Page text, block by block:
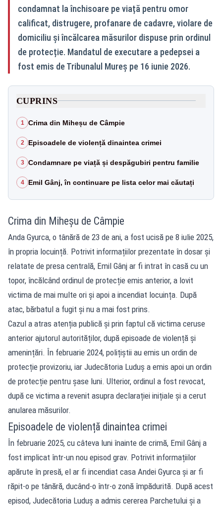
condamnat la închisoare pe viață pentru omor
calificat, distrugere, profanare de cadavre, violare de
domiciliu și încălcarea măsurilor dispuse prin ordinul
de protecție. Mandatul de executare a pedepsei a
fost emis de Tribunalul Mureș pe 16 iunie 2026.
CUPRINS
1 Crima din Miheșu de Câmpie
2 Episoadele de violență dinaintea crimei
3 Condamnare pe viață și despăgubiri pentru familie
4 Emil Gânj, în continuare pe lista celor mai căutați
Crima din Miheșu de Câmpie
Anda Gyurca, o tânără de 23 de ani, a fost ucisă pe 8 iulie 2025,
în propria locuință. Potrivit informațiilor prezentate în dosar și
relatate de presa centrală, Emil Gânj ar fi intrat în casă cu un
topor, încălcând ordinul de protecție emis anterior, a lovit
victima de mai multe ori și apoi a incendiat locuința. După
atac, bărbatul a fugit și nu a mai fost prins.
Cazul a atras atenția publică și prin faptul că victima ceruse
anterior ajutorul autorităților, după episoade de violență și
amenințări. În februarie 2024, polițiștii au emis un ordin de
protecție provizoriu, iar Judecătoria Luduș a emis apoi un ordin
de protecție pentru șase luni. Ulterior, ordinul a fost revocat,
după ce victima a revenit asupra declarației inițiale și a cerut
anularea măsurilor.
Episoadele de violență dinaintea crimei
În februarie 2025, cu câteva luni înainte de crimă, Emil Gânj a
fost implicat într-un nou episod grav. Potrivit informațiilor
apărute în presă, el ar fi incendiat casa Andei Gyurca și ar fi
răpit-o pe tânără, ducând-o într-o zonă împădurită. După acest
episod, Judecătoria Luduș a admis cererea Parchetului și a